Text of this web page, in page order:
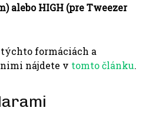
alebo HIGH (pre Tweezer
formáciách a
nájdete v tomto článku.